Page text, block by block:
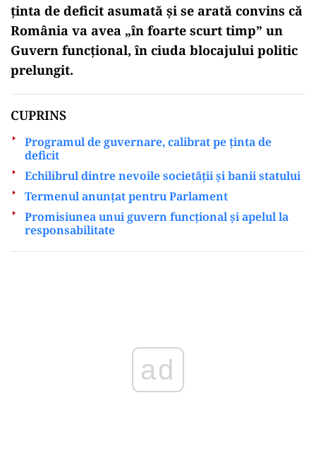
ținta de deficit asumată și se arată convins că
România va avea „în foarte scurt timp” un
Guvern funcțional, în ciuda blocajului politic
prelungit.
CUPRINS
Programul de guvernare, calibrat pe ținta de
deficit
Echilibrul dintre nevoile societății și banii statului
Termenul anunțat pentru Parlament
Promisiunea unui guvern funcțional și apelul la
responsabilitate